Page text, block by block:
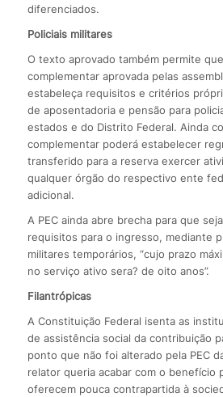
diferenciados.
Policiais militares
O texto aprovado também permite
complementar aprovada pelas
estabeleça requisitos e critérios
de aposentadoria e pensão para
estados e do Distrito Federal. Ainda
complementar poderá estabelecer
transferido para a reserva exercer
qualquer órgão do respectivo ente
adicional.
A PEC ainda abre brecha para que
requisitos para o ingresso, mediante
militares temporários, “cujo prazo
no serviço ativo sera? de oito anos”.
Filantrópicas
A Constituição Federal isenta as
de assistência social da contribuição
ponto que não foi alterado pela PEC
relator queria acabar com o benefício
oferecem pouca contrapartida à